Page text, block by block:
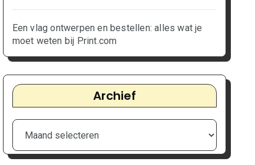
Een vlag ontwerpen en bestellen: alles wat je
moet weten bij Print.com
Archief